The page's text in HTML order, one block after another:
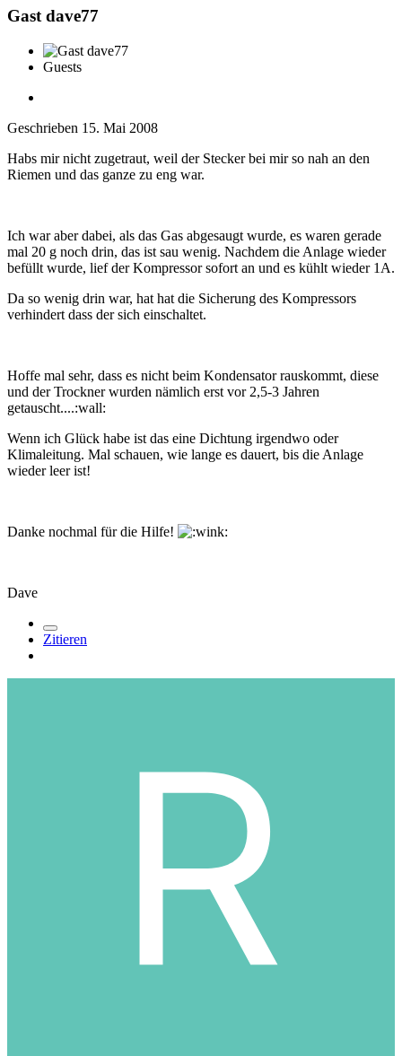
Gast dave77
Guests
Geschrieben 15. Mai 2008
Habs mir nicht zugetraut, weil der Stecker bei mir so nah an den
Riemen und das ganze zu eng war.
Ich war aber dabei, als das Gas abgesaugt wurde, es waren gerade
mal 20 g noch drin, das ist sau wenig. Nachdem die Anlage wieder
befüllt wurde, lief der Kompressor sofort an und es kühlt wieder 1A.
Da so wenig drin war, hat hat die Sicherung des Kompressors
verhindert dass der sich einschaltet.
Hoffe mal sehr, dass es nicht beim Kondensator rauskommt, diese
und der Trockner wurden nämlich erst vor 2,5-3 Jahren
getauscht....:wall:
Wenn ich Glück habe ist das eine Dichtung irgendwo oder
Klimaleitung. Mal schauen, wie lange es dauert, bis die Anlage
wieder leer ist!
Danke nochmal für die Hilfe!
Dave
Zitieren